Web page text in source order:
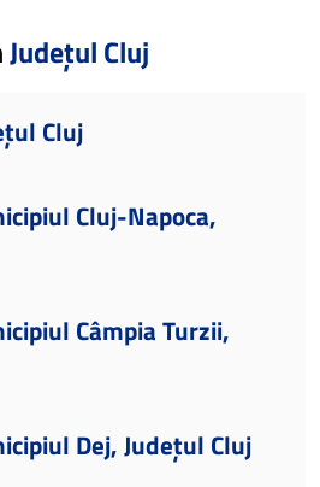
Județul Cluj
Cluj
Cluj-Napoca,
Câmpia Turzii,
Dej, Județul Cluj